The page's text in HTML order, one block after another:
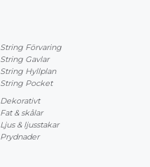
String Förvaring
String Gavlar
String Hyllplan
String Pocket
Dekorativt
Fat & skålar
Ljus & ljusstakar
Prydnader